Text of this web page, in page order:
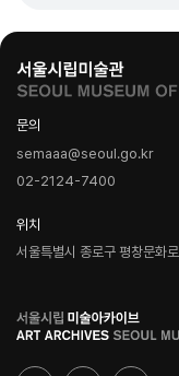
문의
semaaa@seoul.go.kr
02-2124-7400
위치
서울특별시 종로구 평창문화
로
고